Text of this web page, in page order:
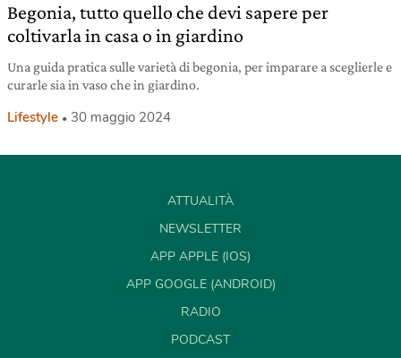
Begonia, tutto quello che devi sapere per
coltivarla in casa o in giardino
Una guida pratica sulle varietà di begonia, per imparare a sceglierle e
curarle sia in vaso che in giardino.
Lifestyle 30 maggio 2024
ATTUALITÀ
NEWSLETTER
APP APPLE (IOS)
APP GOOGLE (ANDROID)
RADIO
PODCAST